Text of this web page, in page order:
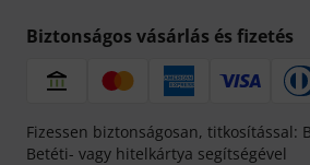
Biztonságos vásárlás és fizetés
Fizessen biztonságosan, titkosítással:
Betéti- vagy hitelkártya segítségével